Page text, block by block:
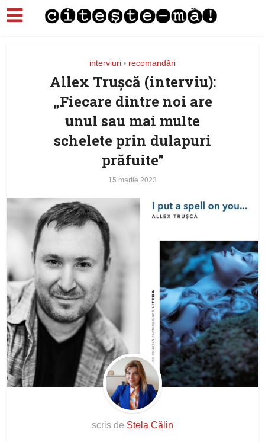
interviuri • recomandări
Allex Trușcă (interviu):
„Fiecare dintre noi are
unul sau mai multe
schelete prin dulapuri
prăfuite”
15 martie 2023
scris de Stela Călin